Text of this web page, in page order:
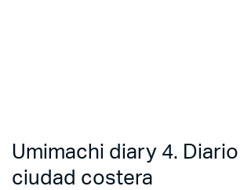
Umimachi diary 4. Diario
ciudad costera